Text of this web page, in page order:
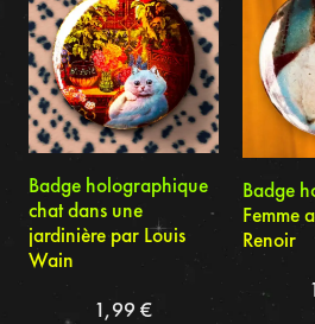
Badge holographique
chat dans une
jardinière par Louis
Wain
1,99€
Badge
Femme
Renoir